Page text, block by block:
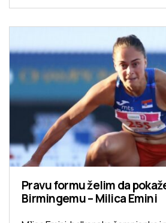
Pravu formu želim da
Birmingemu – Milica Emini